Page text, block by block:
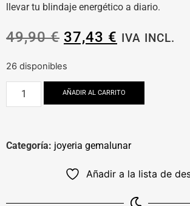
llevar tu blindaje energético a diario.
49,90€ 37,43 € IVA INCL.
26 disponibles
AÑADIR AL CARRITO
Categoría: joyeria gemalunar
Añadir a la lista de